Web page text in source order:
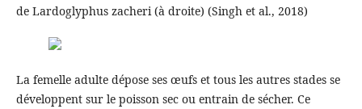
de Lardoglyphus zacheri (à droite) (Singh et al., 2018)
La femelle adulte dépose ses œufs et tous les autres stades se
développent sur le poisson sec ou entrain de sécher. Ce